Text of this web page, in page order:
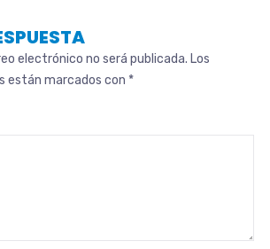
electrónico no será publicada. Los
están marcados con *